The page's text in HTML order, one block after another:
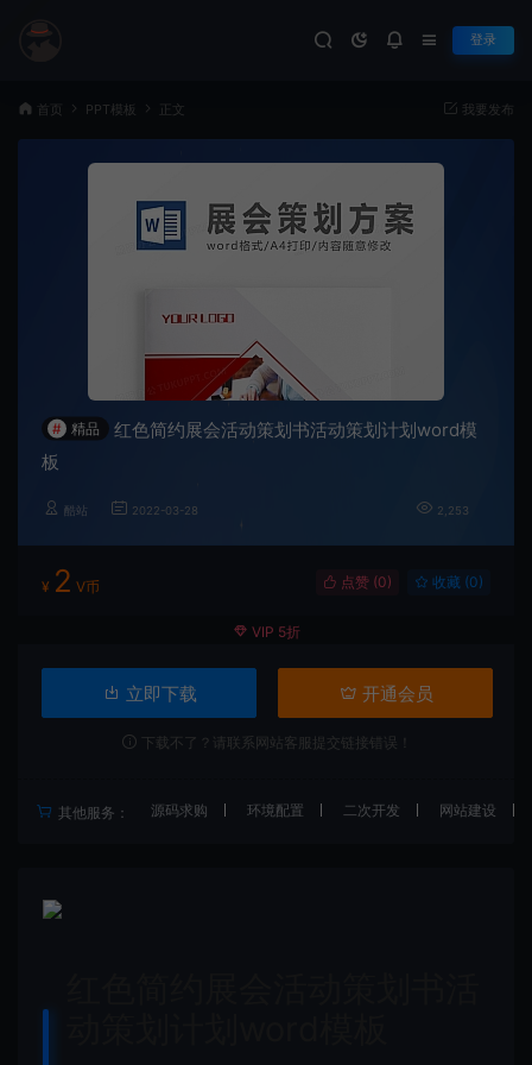
登录
首页 PPT模板 正文 我要发布
# 精品
红色简约展会活动策划书活动策划计划word模
板
酷站 2022-03-28 2,253
¥ 2 V币 点赞 (0) 收藏 (0)
VIP 5折
立即下载 开通会员
下载不了？请联系网站客服提交链接错误！
其他服务： 源码求购 环境配置 二次开发 网站建设